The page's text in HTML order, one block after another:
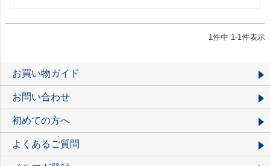
1件中 1-1件表示
お買い物ガイド
お問い合わせ
初めての方へ
よくあるご質問